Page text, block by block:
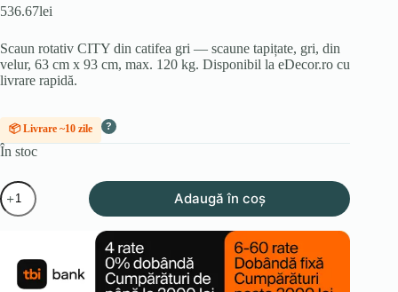
536.67lei
Scaun rotativ CITY din catifea gri — scaune tapițate, gri, din
velur, 63 cm x 93 cm, max. 120 kg. Disponibil la eDecor.ro cu
livrare rapidă.
📦 Livrare ~10 zile ?
În stoc
Cantitate
Scaun
rotativ
velur
Adaugă în coș